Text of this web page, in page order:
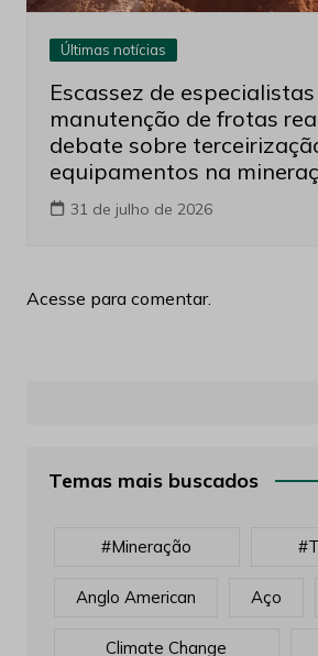
Últimas notícias
Escassez de
manutenção de frotas
debate sobre
equipamentos na
31 de julho de 2026
Acesse para comentar.
Temas mais buscados
#mineração
Anglo American Aço
Climate Change